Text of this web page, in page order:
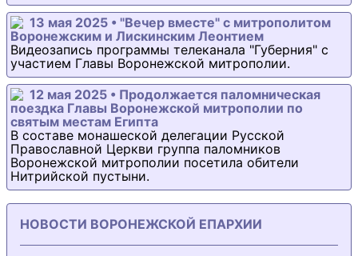
13 мая 2025 • "Вечер вместе" с митрополитом
Воронежским и Лискинским Леонтием
Видеозапись программы телеканала "Губерния" с
участием Главы Воронежской митрополии.
12 мая 2025 • Продолжается паломническая
поездка Главы Воронежской митрополии по
святым местам Египта
В составе монашеской делегации Русской
Православной Церкви группа паломников
Воронежской митрополии посетила обители
Нитрийской пустыни.
НОВОСТИ ВОРОНЕЖСКОЙ ЕПАРХИИ